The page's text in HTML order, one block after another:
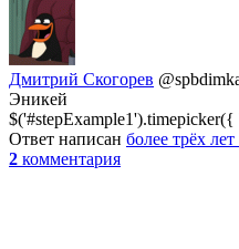
Дмитрий Скогорев
Эникей
Ответ написан более трёх лет
2 комментария